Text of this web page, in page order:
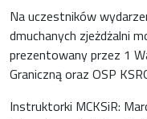
Na uczestników
dmuchanych zjeżdżalni
prezentowany przez 1
Graniczną oraz OSP
Instruktorki MCKSiR: